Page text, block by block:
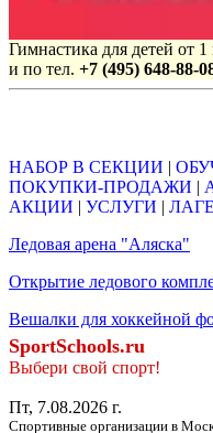
Гимнастика для детей от
и по тел. +7 (495) 648-88-
НАБОР В СЕКЦИИ |
ПОКУПКИ-ПРОДАЖИ |
АКЦИИ | УСЛУГИ |
Ледовая арена "Аляска"
Открытие ледового
Вешалки для хоккейной
SportSchools.ru
Выбери свой спорт!
Пт, 7.08.2026 г.
Спортивные организации в